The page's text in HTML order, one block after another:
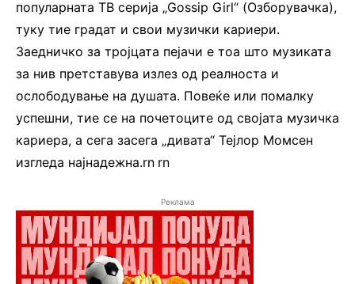
популарната ТВ серија „Gossip Girl“ (Озборувачка),
туку тие градат и свои музички кариери.
Заедничко за тројцата пејачи е тоа што музиката
за нив претставува излез од реалноста и
ослободување на душата. Повеќе или помалку
успешни, тие се на почетоците од својата музичка
кариера, а сега засега „дивата“ Тејлор Момсен
изгледа најнадежна.rn rn
Реклама